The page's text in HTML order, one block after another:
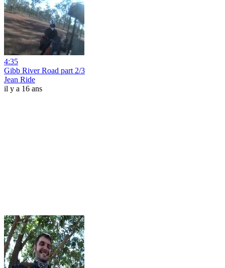
4:35
Gibb River Road part 2/3
Jean Ride
il y a 16 ans